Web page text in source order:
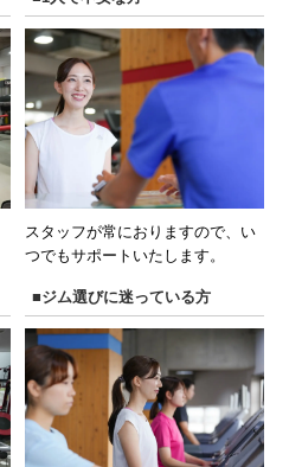
スタッフが常におりますので、い
つでもサポートいたします。
■ジム選びに迷っている方